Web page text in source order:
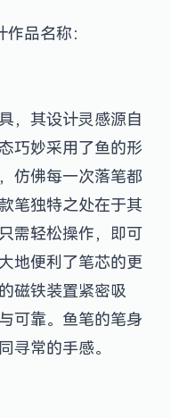
品名称：
，其设计灵感源自
巧妙采用了鱼的形
仿佛每一次落笔都
笔独特之处在于其
需轻松操作，即可
地便利了笔芯的更
磁铁装置紧密吸
可靠。鱼笔的笔身
寻常的手感。